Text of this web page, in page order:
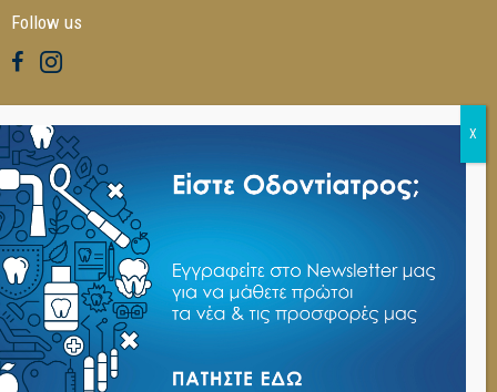
Follow us
Ξεφυλλίστε τους online καταλόγους μας
3M POLYDENTIA,INTENSIV,USTOMED ,MEDICAL BODYGURD ,NSK,
DMG
,LEIBINGER,COLTENE
EIGHTEETH,KULZER,YAMAKIN
Βικτωρία Τζόβολου 2026. All Rights Reserved. Powerd by